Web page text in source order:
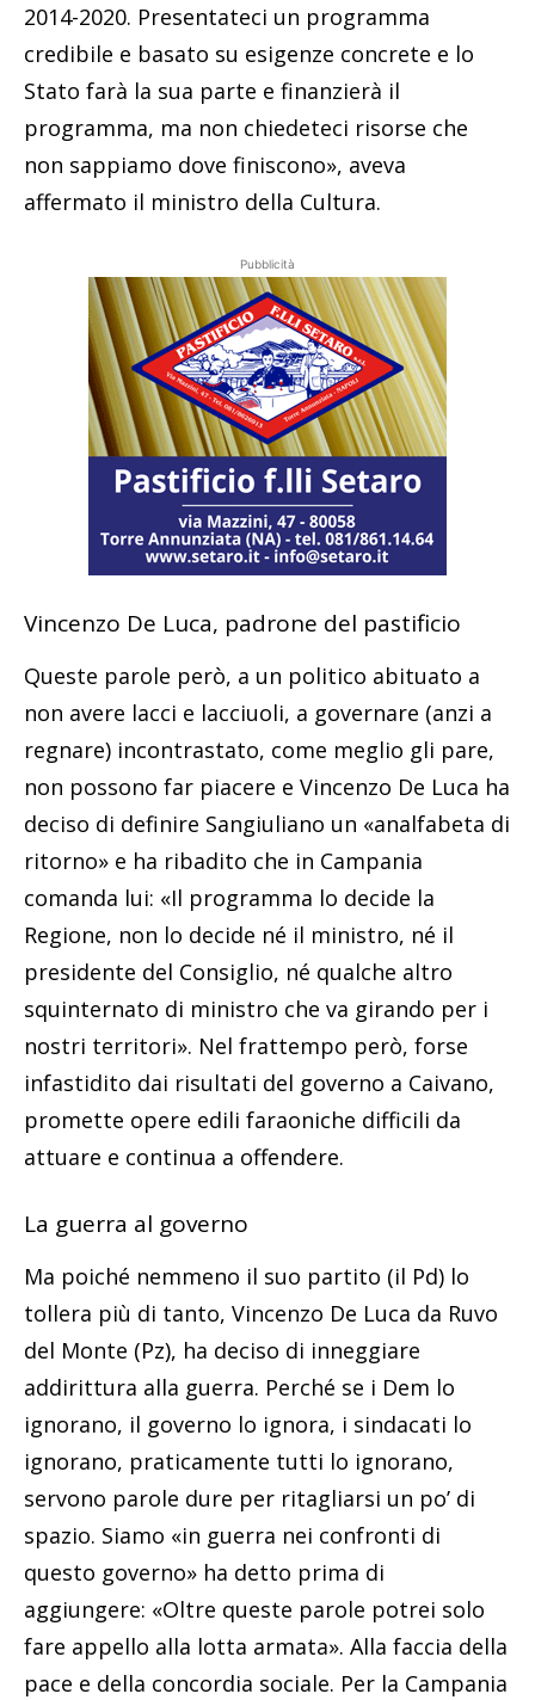
2014-2020. Presentateci un programma
credibile e basato su esigenze concrete e lo
Stato farà la sua parte e finanzierà il
programma, ma non chiedeteci risorse che
non sappiamo dove finiscono», aveva
affermato il ministro della Cultura.
Pubblicità
Vincenzo De Luca, padrone del pastificio
Queste parole però, a un politico abituato a
non avere lacci e lacciuoli, a governare (anzi a
regnare) incontrastato, come meglio gli pare,
non possono far piacere e Vincenzo De Luca ha
deciso di definire Sangiuliano un «analfabeta di
ritorno» e ha ribadito che in Campania
comanda lui: «Il programma lo decide la
Regione, non lo decide né il ministro, né il
presidente del Consiglio, né qualche altro
squinternato di ministro che va girando per i
nostri territori». Nel frattempo però, forse
infastidito dai risultati del governo a Caivano,
promette opere edili faraoniche difficili da
attuare e continua a offendere.
La guerra al governo
Ma poiché nemmeno il suo partito (il Pd) lo
tollera più di tanto, Vincenzo De Luca da Ruvo
del Monte (Pz), ha deciso di inneggiare
addirittura alla guerra. Perché se i Dem lo
ignorano, il governo lo ignora, i sindacati lo
ignorano, praticamente tutti lo ignorano,
servono parole dure per ritagliarsi un po’ di
spazio. Siamo «in guerra nei confronti di
questo governo» ha detto prima di
aggiungere: «Oltre queste parole potrei solo
fare appello alla lotta armata». Alla faccia della
pace e della concordia sociale. Per la Campania